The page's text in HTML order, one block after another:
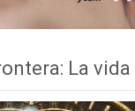
La vida